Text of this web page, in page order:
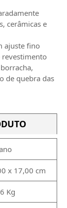
cerâmicas e
ajuste fino
revestimento
de quebra das
x 17,00 cm
Kg